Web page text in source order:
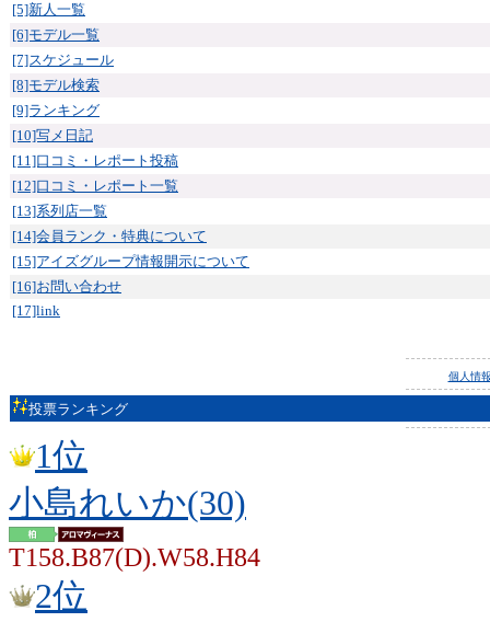
[5]新人一覧
[6]モデル一覧
[7]スケジュール
[8]モデル検索
[9]ランキング
[10]写メ日記
[11]口コミ・レポート投稿
[12]口コミ・レポート一覧
[13]系列店一覧
[14]会員ランク・特典について
[15]アイズグループ情報開示について
[16]お問い合わせ
[17]link
個人情
投票ランキング
1位
小島れいか(30)
T158.B87(D).W58.H84
2位